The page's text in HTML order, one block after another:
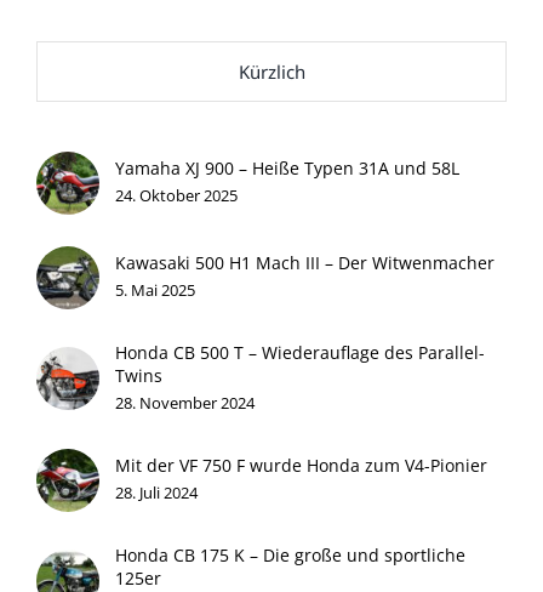
Kürzlich
Yamaha XJ 900 – Heiße Typen 31A und 58L
24. Oktober 2025
Kawasaki 500 H1 Mach III – Der Witwenmacher
5. Mai 2025
Honda CB 500 T – Wiederauflage des Parallel-
Twins
28. November 2024
Mit der VF 750 F wurde Honda zum V4-Pionier
28. Juli 2024
Honda CB 175 K – Die große und sportliche
125er